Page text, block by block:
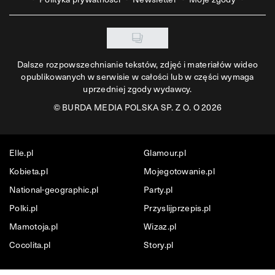
Dalsze rozpowszechnianie tekstów, zdjęć i materiałów wideo
opublikowanych w serwisie w całości lub w części wymaga
uprzedniej zgody wydawcy.
©BURDA MEDIA POLSKA SP. Z O. O 2026
Elle.pl
Glamour.pl
Kobieta.pl
Mojegotowanie.pl
National-geographic.pl
Party.pl
Polki.pl
Przyslijprzepis.pl
Mamotoja.pl
Wizaz.pl
Cocolita.pl
Story.pl